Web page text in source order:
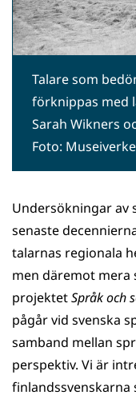
Talare som
förknippas med
Sarah Wikners
Foto:
Undersökningar av
senaste
talarnas regionala
men däremot mera
projektetSpråk och
pågår vid svenska
samband mellan
perspektiv. Vi är
finlandssvenskarna